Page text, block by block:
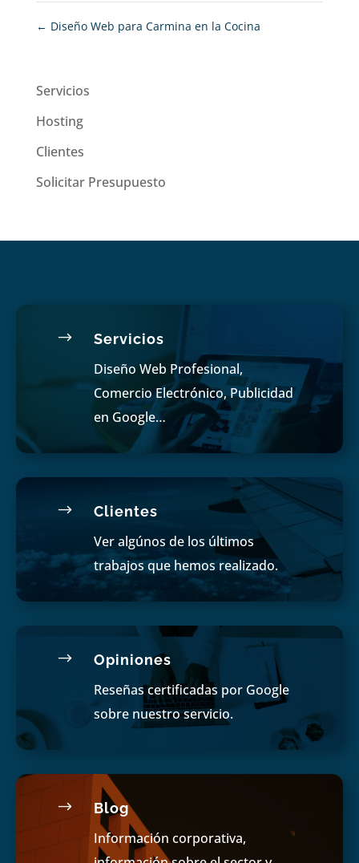
← Diseño Web para Carmina en la Cocina
Servicios
Hosting
Clientes
Solicitar Presupuesto
$ Servicios
Diseño Web Profesional,
Comercio Electrónico, Publicidad
en Google…
$ Clientes
Ver algúnos de los últimos
trabajos que hemos realizado.
$ Opiniones
Reseñas certificadas por Google
sobre nuestro servicio.
$ Blog
Información corporativa,